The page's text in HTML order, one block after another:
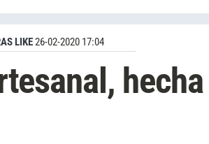
LIKE26-02-2020 17:04
hecha